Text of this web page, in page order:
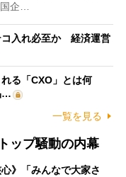
国企…
コ入れ必至か 経済運営
る「CXO」とは何
…
一覧を見る
ップ騒動の内幕
》「みんなで大家さ